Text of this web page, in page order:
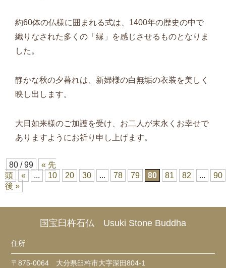
約60体の仏様に囲まれる式は、1400年の歴史の中で
織りなされた多くの「縁」を感じさせるものとなりま
した。
静かな秋の夕暮れは、新婦様の白無垢の衣装を美しく
映し出します。
大日如来様のご加護を受け、お二人が末永くお幸せで
ありますようにお祈り申し上げます。
80 / 99
« 先
頭
« ... 10 20 30 ... 78 79 80 81 82 ...
90
後 »
国宝臼杵石仏 Usuki Stone Buddha
住所
〒875-0064 大分県臼杵市大字深田804-1